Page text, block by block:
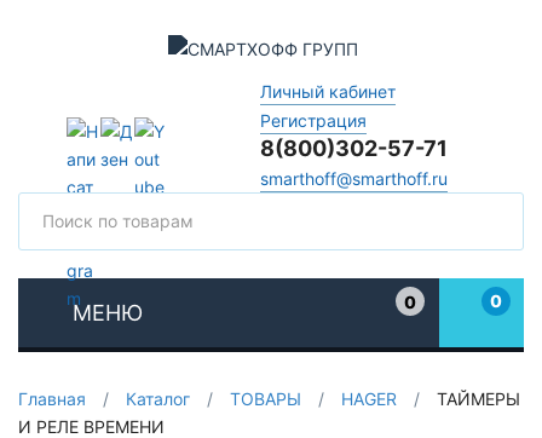
Личный кабинет
Регистрация
8(800)302-57-71
smarthoff@smarthoff.ru
МЕНЮ
0
0
Главная / Каталог / ТОВАРЫ / HAGER /
ТАЙМЕРЫ
И РЕЛЕ ВРЕМЕНИ